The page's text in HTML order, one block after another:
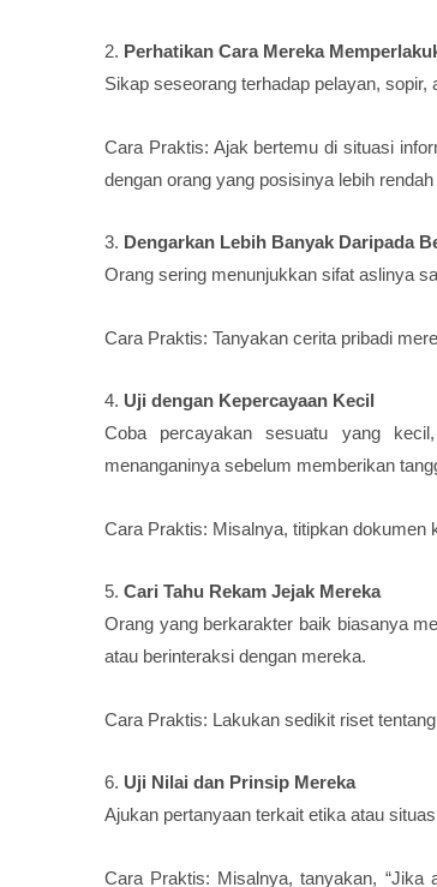
2. Perhatikan Cara Mereka
Sikap seseorang terhadap pelayan,
Cara Praktis: Ajak bertemu di situasi
dengan orang yang posisinya lebih rendah
3. Dengarkan Lebih Banyak Daripada
Orang sering menunjukkan sifat aslinya
Cara Praktis: Tanyakan cerita pribadi
4. Uji dengan Kepercayaan Kecil
Coba percayakan sesuatu yang
menanganinya sebelum memberikan
Cara Praktis: Misalnya, titipkan dokumen
5. Cari Tahu Rekam Jejak Mereka
Orang yang berkarakter baik biasanya
atau berinteraksi dengan mereka.
Cara Praktis: Lakukan sedikit riset
6. Uji Nilai dan Prinsip Mereka
Ajukan pertanyaan terkait etika atau
Cara Praktis: Misalnya, tanyakan,